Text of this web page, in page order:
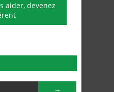
aider, devenez